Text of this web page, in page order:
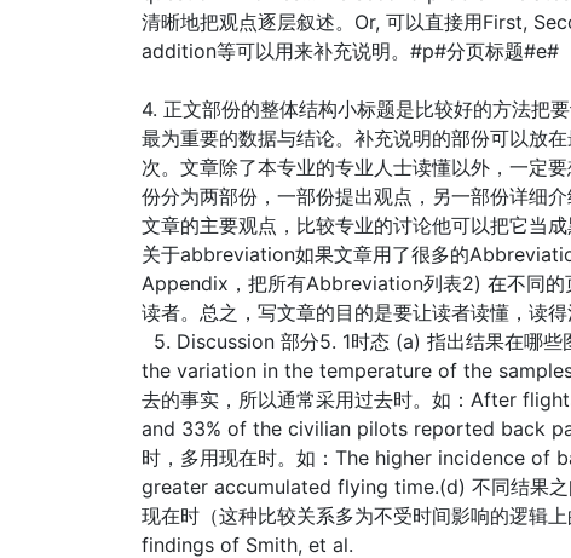
清晰地把观点逐层叙述。Or, 可以直接用First,
addition等可以用来补充说明。#p#分页标题#e#
4. 正文部份的整体结构小标题是比较好的方法把
最为重要的数据与结论。补充说明的部份可以放
次。文章除了本专业的专业人士读懂以外，一定
份分为两部份，一部份提出观点，另一部份详细
文章的主要观点，比较专业的讨论他可以把它当
关于abbreviation如果文章用了很多的
Appendix，把所有Abbreviation列表2) 在不同
读者。总之，写文章的目的是要让读者读懂，
5. Discussion 部分5. 1时态 (a) 指出结果在哪
the variation in the temperature of the
去的事实，所以通常采用过去时。如：After
and 33% of the civilian pilots reported back
时，多用现在时。如：The higher incidence
greater accumulated flying time.(d) 不同结果之
现在时（这种比较关系多为不受时间影响的逻
findings of Smith, et al.